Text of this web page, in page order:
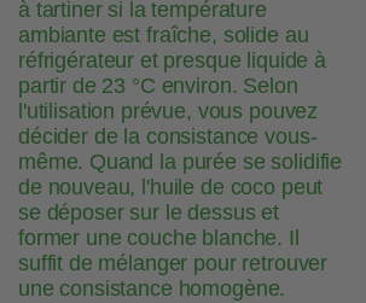
à tartiner si la température
ambiante est fraîche, solide au
réfrigérateur et presque liquide à
partir de 23 °C environ. Selon
l'utilisation prévue, vous pouvez
décider de la consistance vous-
même. Quand la purée se solidifie
de nouveau, l'huile de coco peut
se déposer sur le dessus et
former une couche blanche. Il
suffit de mélanger pour retrouver
une consistance homogène.